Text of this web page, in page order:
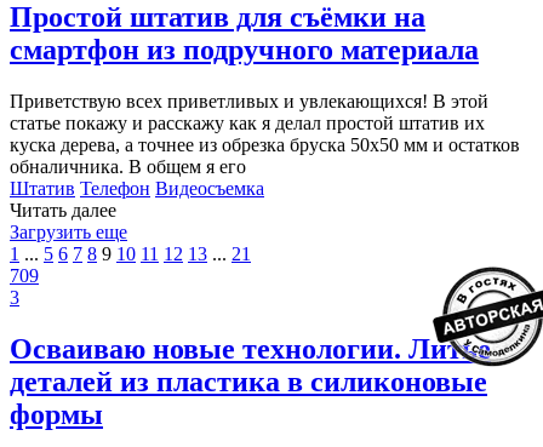
Простой штатив для съёмки на
смартфон из подручного материала
Приветствую всех приветливых и увлекающихся! В этой
статье покажу и расскажу как я делал простой штатив их
куска дерева, а точнее из обрезка бруска 50х50 мм и остатков
обналичника. В общем я его
Штатив Телефон Видеосъемка
Читать далее
Загрузить еще
1 ... 5 6 7 8 9 10 11 12 13 ... 21
709
3
Осваиваю новые технологии. Литье
деталей из пластика в силиконовые
формы